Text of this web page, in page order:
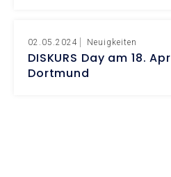
02.05.2024 Neuigkeiten
DISKURS Day am 18.
Dortmund